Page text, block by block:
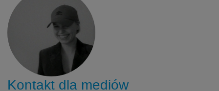
Kontakt dla mediów